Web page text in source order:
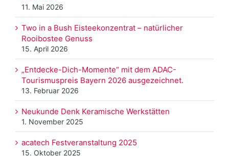
11. Mai 2026
Two in a Bush Eisteekonzentrat – natürlicher
Rooibostee Genuss
15. April 2026
„Entdecke-Dich-Momente“ mit dem ADAC-
Tourismuspreis Bayern 2026 ausgezeichnet.
13. Februar 2026
Neukunde Denk Keramische Werkstätten
1. November 2025
acatech Festveranstaltung 2025
15. Oktober 2025